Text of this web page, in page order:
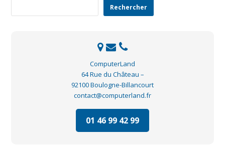
Rechercher
ComputerLand
64 Rue du Château –
92100 Boulogne-Billancourt
contact@computerland.fr
01 46 99 42 99